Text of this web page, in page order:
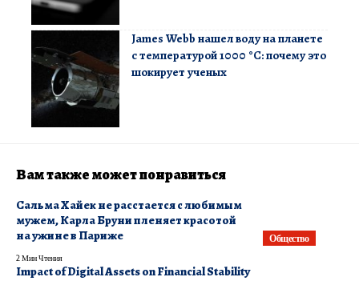
James Webb нашел воду на планете
с температурой 1000 °C: почему это
шокирует ученых
Вам также может понравиться
Общество
Сальма Хайек не расстается с любимым
мужем, Карла Бруни пленяет красотой
на ужине в Париже
2 Мин Чтения
Impact of Digital Assets on Financial Stability